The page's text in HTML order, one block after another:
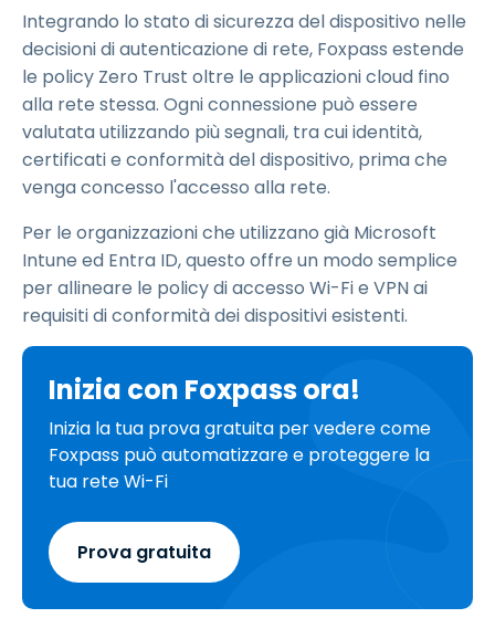
Integrando lo stato di sicurezza del dispositivo nelle
decisioni di autenticazione di rete, Foxpass estende
le policy Zero Trust oltre le applicazioni cloud fino
alla rete stessa. Ogni connessione può essere
valutata utilizzando più segnali, tra cui identità,
certificati e conformità del dispositivo, prima che
venga concesso l'accesso alla rete.
Per le organizzazioni che utilizzano già Microsoft
Intune ed Entra ID, questo offre un modo semplice
per allineare le policy di accesso Wi-Fi e VPN ai
requisiti di conformità dei dispositivi esistenti.
Inizia con Foxpass ora!
Inizia la tua prova gratuita per vedere come
Foxpass può automatizzare e proteggere la
tua rete Wi-Fi
Prova gratuita